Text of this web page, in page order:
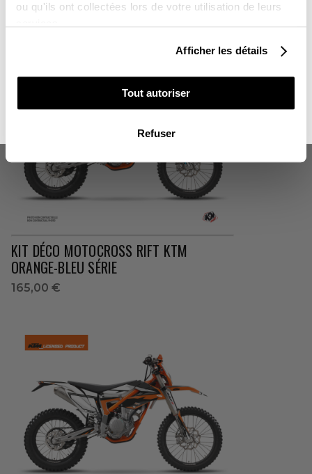
ou qu'ils ont collectées lors de votre utilisation de leurs
Afficher les détails
Tout autoriser
Refuser
165,00 €
KIT DÉCO MOTOCROSS RIFT KTM
ORANGE-BLEU SÉRIE
165,00 €
Vous souhaitez en profiter :
POUR UN PROCHE